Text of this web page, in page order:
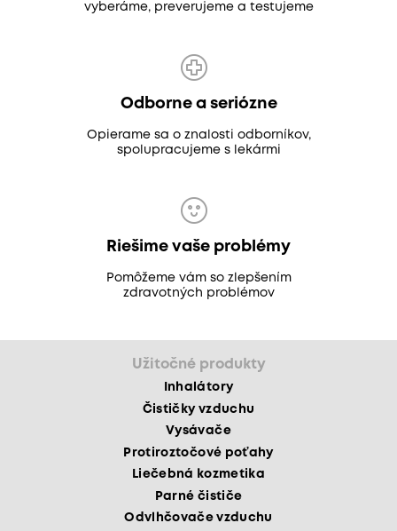
vyberáme, preverujeme a testujeme
Odborne a seriózne
Opierame sa o znalosti odborníkov,
spolupracujeme s lekármi
Riešime vaše problémy
Pomôžeme vám so zlepšením
zdravotných problémov
Užitočné produkty
Inhalátory
Čističky vzduchu
Vysávače
Protiroztočové poťahy
Liečebná kozmetika
Parné čističe
Odvlhčovače vzduchu